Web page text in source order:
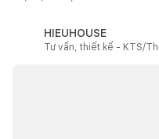
HIEUHOUSE
Tư vấn, thiết kế - KTS/